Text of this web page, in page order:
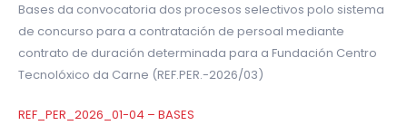
Bases da convocatoria dos procesos selectivos polo sistema
de concurso para a contratación de persoal mediante
contrato de duración determinada para a Fundación Centro
Tecnolóxico da Carne (REF.PER.-2026/03)
REF_PER_2026_01-04 – BASES